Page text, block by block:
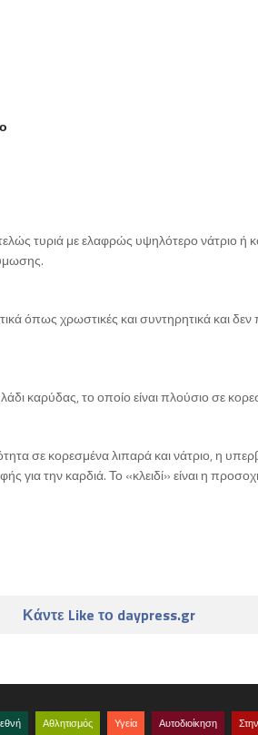
τυριά με ελαφρώς υψηλότερο νάτριο
όπως χρωστικές και συντηρητικά και
καρύδας, το οποίο είναι πλούσιο σε
σε κορεσμένα λιπαρά και νάτριο, η
για την καρδιά. Το «κλειδί» είναι η
Κάντε Like το daypress.gr
Αθλητισμός Υγεία Αυτοδιοίκηση